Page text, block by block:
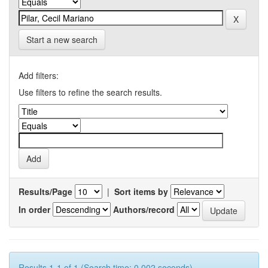
Start a new search
Add filters:
Use filters to refine the search results.
Results/Page | Sort items by
In order
Authors/record